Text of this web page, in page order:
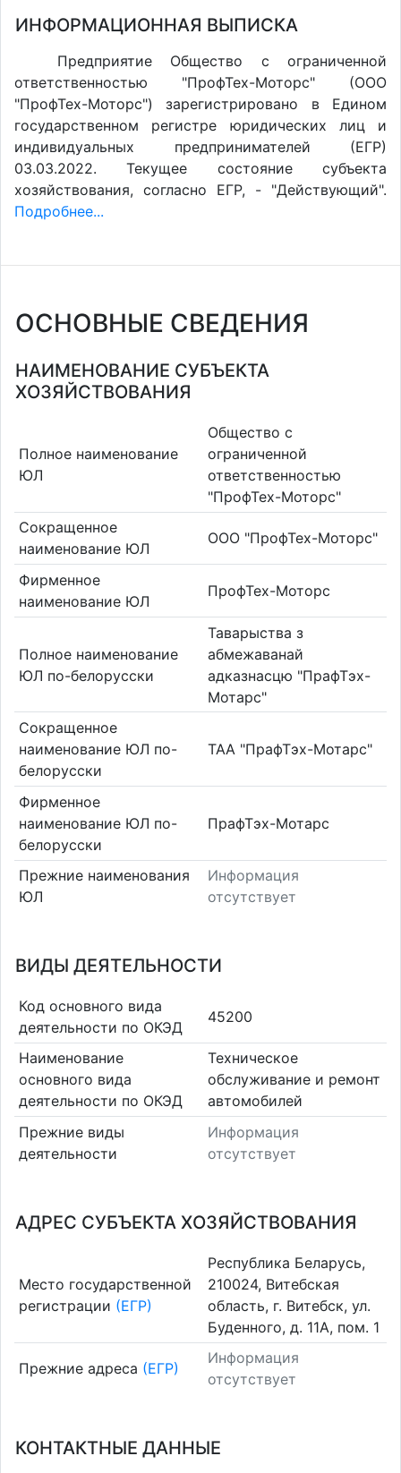
ИНФОРМАЦИОННАЯ ВЫПИСКА
Предприятие Общество с ограниченной
ответственностью "ПрофТех-Моторс" (ООО
"ПрофТех-Моторс") зарегистрировано в Едином
государственном регистре юридических лиц и
индивидуальных предпринимателей (ЕГР)
03.03.2022. Текущее состояние субъекта
хозяйствования, согласно ЕГР, - "Действующий".
Подробнее...
ОСНОВНЫЕ СВЕДЕНИЯ
НАИМЕНОВАНИЕ СУБЪЕКТА
ХОЗЯЙСТВОВАНИЯ
Полное наименование
ЮЛ
Общество с
ограниченной
ответственностью
"ПрофТех-Моторс"
Сокращенное
наименование ЮЛ
ООО "ПрофТех-Моторс"
Фирменное
наименование ЮЛ
ПрофТех-Моторс
Полное наименование
ЮЛ по-белорусски
Таварыства з
абмежаванай
адказнасцю "ПрафТэх-
Мотарс"
Сокращенное
наименование ЮЛ по-
белорусски
ТАА "ПрафТэх-Мотарс"
Фирменное
наименование ЮЛ по-
белорусски
ПрафТэх-Мотарс
Прежние наименования
ЮЛ
Информация
отсутствует
ВИДЫ ДЕЯТЕЛЬНОСТИ
Код основного вида
деятельности по ОКЭД
45200
Наименование
основного вида
деятельности по ОКЭД
Техническое
обслуживание и ремонт
автомобилей
Прежние виды
деятельности
Информация
отсутствует
АДРЕС СУБЪЕКТА ХОЗЯЙСТВОВАНИЯ
Место государственной
регистрации (ЕГР)
Республика Беларусь,
210024, Витебская
область, г. Витебск, ул.
Буденного, д. 11А, пом. 1
Прежние адреса (ЕГР)
Информация
отсутствует
КОНТАКТНЫЕ ДАННЫЕ